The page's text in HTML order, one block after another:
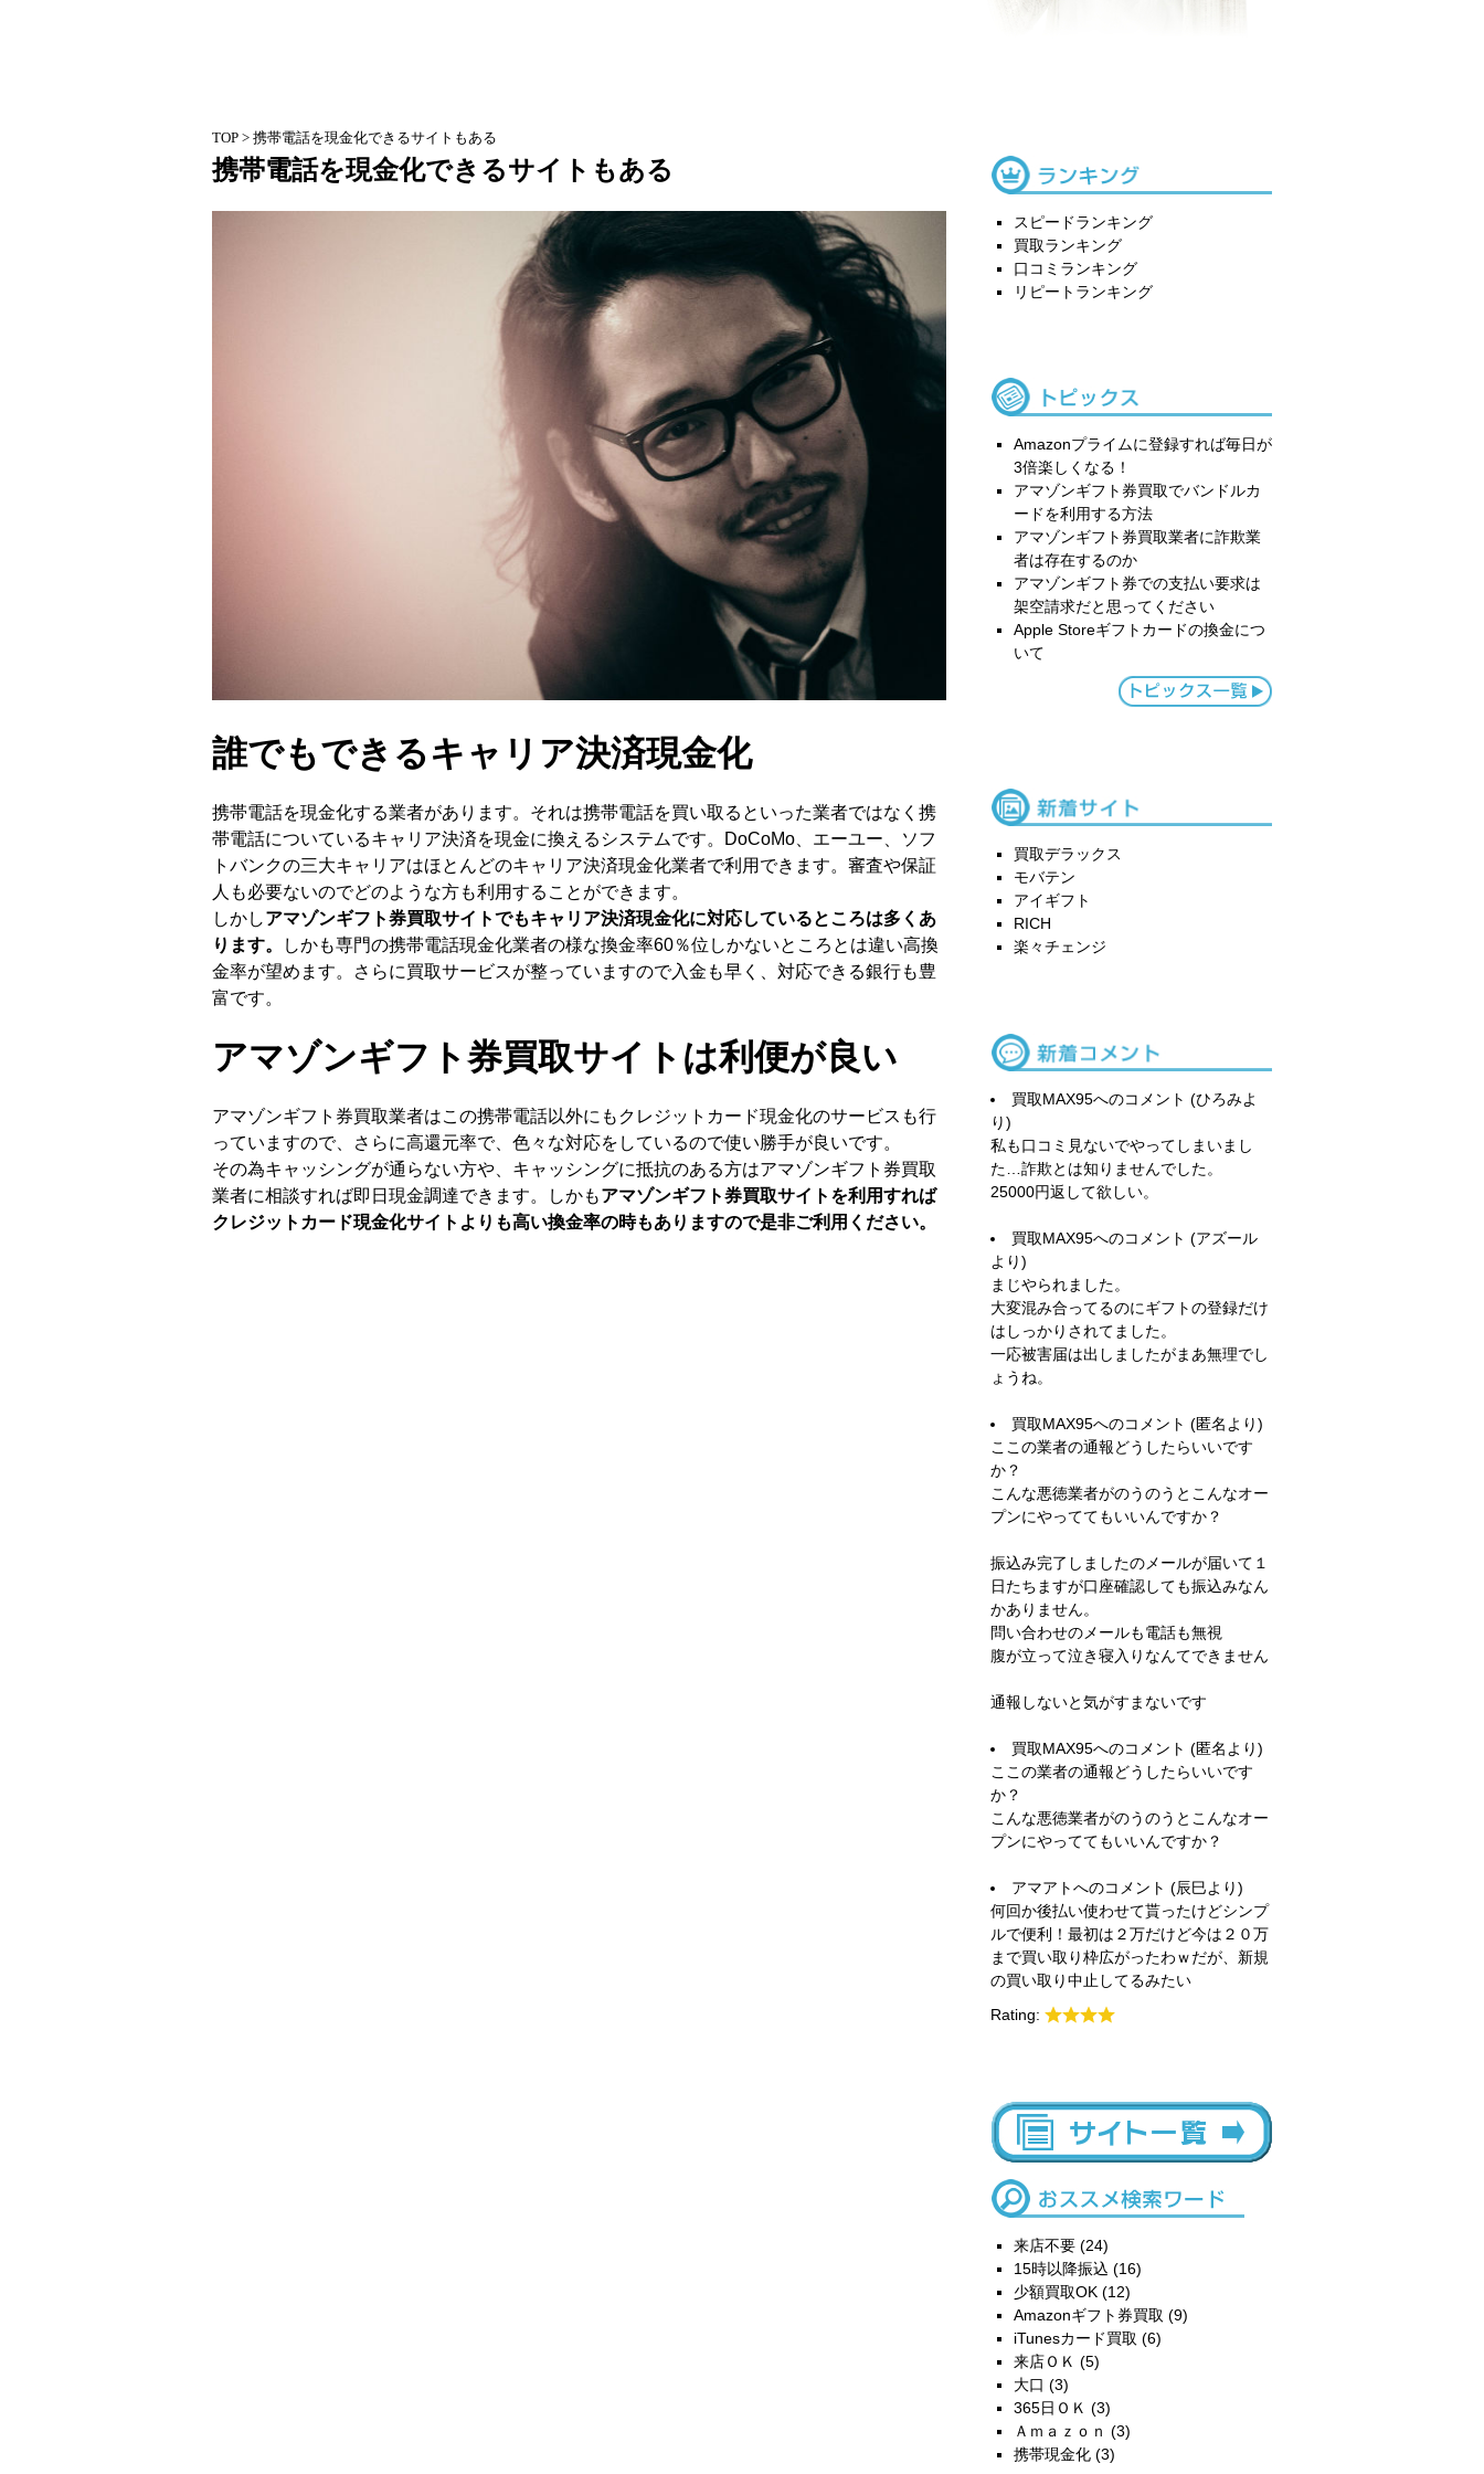
TOP > 携帯電話を現金化できるサイトもある
携帯電話を現金化できるサイトもある
誰でもできるキャリア決済現金化
携帯電話を現金化する業者があります。それは携帯電話を買い取るといった業者ではなく携
帯電話についているキャリア決済を現金に換えるシステムです。DoCoMo、エーユー、ソフ
トバンクの三大キャリアはほとんどのキャリア決済現金化業者で利用できます。審査や保証
人も必要ないのでどのような方も利用することができます。
しかしアマゾンギフト券買取サイトでもキャリア決済現金化に対応しているところは多くあ
ります。
しかも専門の携帯電話現金化業者の様な換金率60％位しかないところとは違い高換
金率が望めます。さらに買取サービスが整っていますので入金も早く、対応できる銀行も豊
富です。
アマゾンギフト券買取サイトは利便が良い
アマゾンギフト券買取業者はこの携帯電話以外にもクレジットカード現金化のサービスも行
っていますので、さらに高還元率で、色々な対応をしているので使い勝手が良いです。
その為キャッシングが通らない方や、キャッシングに抵抗のある方はアマゾンギフト券買取
業者に相談すれば即日現金調達できます。しかもアマゾンギフト券買取サイトを利用すれば
クレジットカード現金化サイトよりも高い換金率の時もありますので是非ご利用ください。
スピードランキング
買取ランキング
口コミランキング
リピートランキング
Amazonプライムに登録すれば毎日が
3倍楽しくなる！
アマゾンギフト券買取でバンドルカ
ードを利用する方法
アマゾンギフト券買取業者に詐欺業
者は存在するのか
アマゾンギフト券での支払い要求は
架空請求だと思ってください
Apple Storeギフトカードの換金につ
いて
買取デラックス
モバテン
アイギフト
RICH
楽々チェンジ
買取MAX95へのコメント (ひろみよ
り)
私も口コミ見ないでやってしまいまし
た…詐欺とは知りませんでした。
25000円返して欲しい。
買取MAX95へのコメント (アズール
より)
まじやられました。
大変混み合ってるのにギフトの登録だけ
はしっかりされてました。
一応被害届は出しましたがまあ無理でし
ょうね。
買取MAX95へのコメント (匿名より)
ここの業者の通報どうしたらいいです
か？
こんな悪徳業者がのうのうとこんなオー
プンにやっててもいいんですか？
振込み完了しましたのメールが届いて１
日たちますが口座確認しても振込みなん
かありません。
問い合わせのメールも電話も無視
腹が立って泣き寝入りなんてできません
通報しないと気がすまないです
買取MAX95へのコメント (匿名より)
ここの業者の通報どうしたらいいです
か？
こんな悪徳業者がのうのうとこんなオー
プンにやっててもいいんですか？
アマアトへのコメント (辰巳より)
何回か後払い使わせて貰ったけどシンプ
ルで便利！最初は２万だけど今は２０万
まで買い取り枠広がったわｗだが、新規
の買い取り中止してるみたい
Rating:
来店不要 (24)
15時以降振込 (16)
少額買取OK (12)
Amazonギフト券買取 (9)
iTunesカード買取 (6)
来店ＯＫ (5)
大口 (3)
365日ＯＫ (3)
Ａｍａｚｏｎ (3)
携帯現金化 (3)